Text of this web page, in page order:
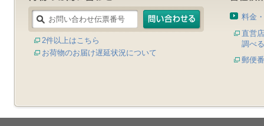
2件以上はこちら
お荷物のお届け遅延状況について
料金
直営
調べる
郵便